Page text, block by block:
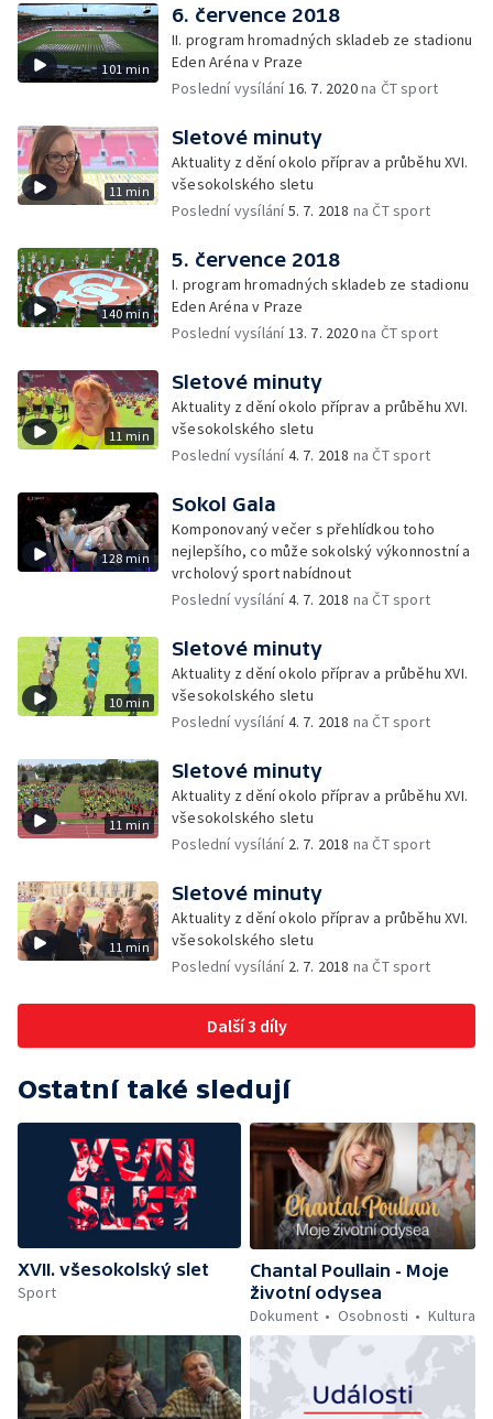
101 min
6. července 2018
II. program hromadných skladeb ze stadionu
Eden Aréna v Praze
Poslední vysílání16. 7. 2020na ČT sport
11 min
Sletové minuty
Aktuality z dění okolo příprav a průběhu XVI.
všesokolského sletu
Poslední vysílání5. 7. 2018 na ČT sport
140 min
5. července 2018
I. program hromadných skladeb ze stadionu
Eden Aréna v Praze
Poslední vysílání13. 7. 2020na ČT sport
11 min
Sletové minuty
Aktuality z dění okolo příprav a průběhu XVI.
všesokolského sletu
Poslední vysílání4. 7. 2018 na ČT sport
128 min
Sokol Gala
Komponovaný večer s přehlídkou toho
nejlepšího, co může sokolský výkonnostní a
vrcholový sport nabídnout
Poslední vysílání4. 7. 2018 na ČT sport
10 min
Sletové minuty
Aktuality z dění okolo příprav a průběhu XVI.
všesokolského sletu
Poslední vysílání4. 7. 2018 na ČT sport
11 min
Sletové minuty
Aktuality z dění okolo příprav a průběhu XVI.
všesokolského sletu
Poslední vysílání 2. 7. 2018 na ČT sport
11 min
Sletové minuty
Aktuality z dění okolo příprav a průběhu XVI.
všesokolského sletu
Poslední vysílání 2. 7. 2018 na ČT sport
Další 3 díly
Ostatní také sledují
XVII. všesokolský slet
Sport
Chantal Poullain - Moje
životní odysea
Dokument
Osobnosti Kultura